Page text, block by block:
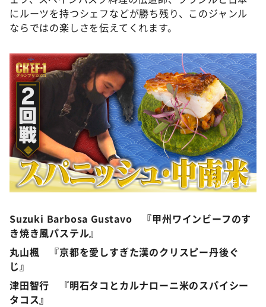
にルーツを持つシェフなどが勝ち残り、このジャンル
ならではの楽しさを伝えてくれます。
©️ABCテレビ
Suzuki Barbosa Gustavo 『甲州ワインビーフのす
き焼き風パステル』
丸山楓 『京都を愛しすぎた漢のクリスピー丹後ぐ
じ』
津田智行 『明石タコとカルナローニ米のスパイシー
タコス』